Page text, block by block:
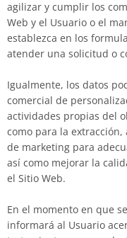
agilizar y cumplir los
Web y el Usuario o el
establezca en los
atender una solicitud o
Igualmente, los datos
comercial de
actividades propias del
como para la
de marketing para
así como mejorar la
el Sitio Web.
En el momento en que
informará al Usuario